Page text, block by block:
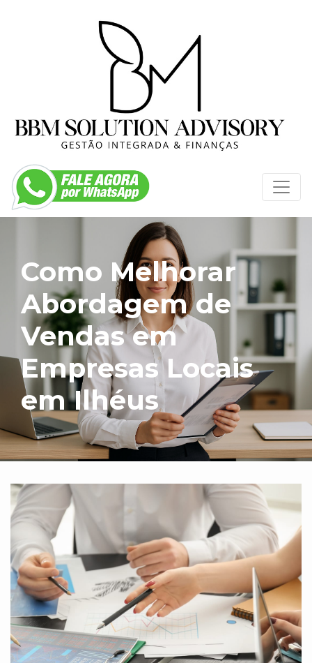
Como Melhorar
Abordagem de
Vendas em
Empresas Locais
em Ilhéus